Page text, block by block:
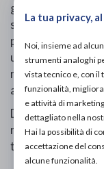
gomma
sicura su diverse
pazienti con piede
una calzatura
realizzata in
assicurando
Disponibili nelle
rappresentano
tuoi piedi.
La tua privacy,
Noi, insieme ad
strumenti analoghi
vista tecnico e, con il
funzionalità,
e attività di
dettagliato nella
Hai la possibilità di
accettazione del
alcune funzionalità.